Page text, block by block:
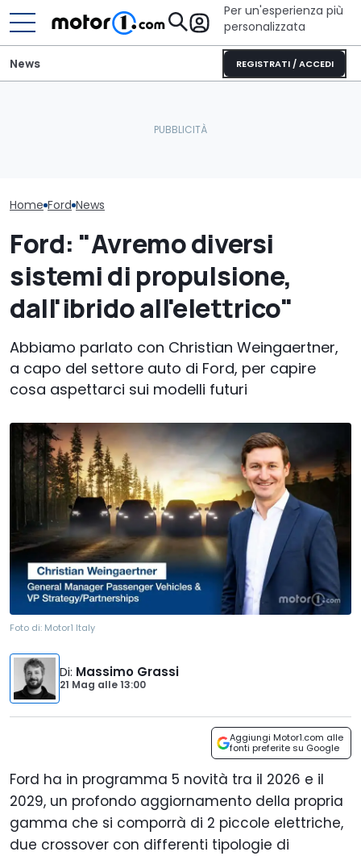
Per un'esperienza più
personalizzata
REGISTRATI / ACCEDI
News
Home Ford News
Ford: "Avremo diversi
sistemi di propulsione,
dall'ibrido all'elettrico"
Abbiamo parlato con Christian Weingaertner,
a capo del settore auto di Ford, per capire
cosa aspettarci sui modelli futuri
Foto di: Motor1 Italy
Di: Massimo Grassi
21 Mag alle13:00
Aggiungi Motor1.com alle
fonti preferite su Google
Ford ha in programma 5 novità tra il 2026 e il
2029, un profondo aggiornamento della propria
gamma che si comporrà di 2 piccole elettriche,
due crossover con differenti tipologie di